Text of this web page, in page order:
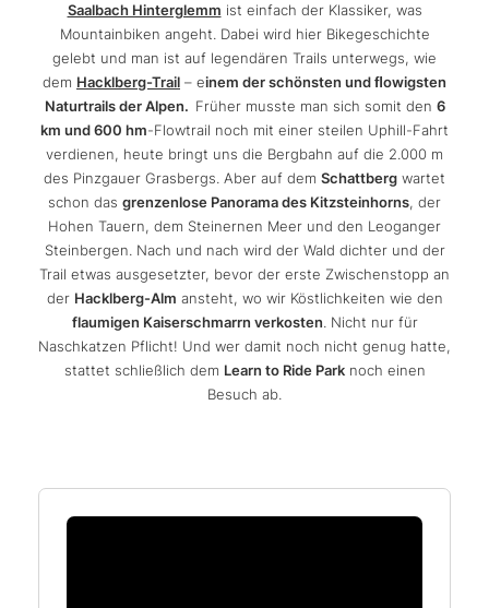
Saalbach Hinterglemm ist einfach der Klassiker, was
Mountainbiken angeht. Dabei wird hier Bikegeschichte
gelebt und man ist auf legendären Trails unterwegs, wie
dem Hacklberg-Trail – einem der schönsten und ﬂowigsten
Naturtrails der Alpen. Früher musste man sich somit den 6
km und 600 hm-Flowtrail noch mit einer steilen Uphill-Fahrt
verdienen, heute bringt uns die Bergbahn auf die 2.000 m
des Pinzgauer Grasbergs. Aber auf dem Schattberg wartet
schon das grenzenlose Panorama des Kitzsteinhorns, der
Hohen Tauern, dem Steinernen Meer und den Leoganger
Steinbergen. Nach und nach wird der Wald dichter und der
Trail etwas ausgesetzter, bevor der erste Zwischenstopp an
der Hacklberg-Alm ansteht, wo wir Köstlichkeiten wie den
flaumigen Kaiserschmarrn verkosten. Nicht nur für
Naschkatzen Pflicht! Und wer damit noch nicht genug hatte,
stattet schließlich dem Learn to Ride Parknoch einen
Besuch ab.